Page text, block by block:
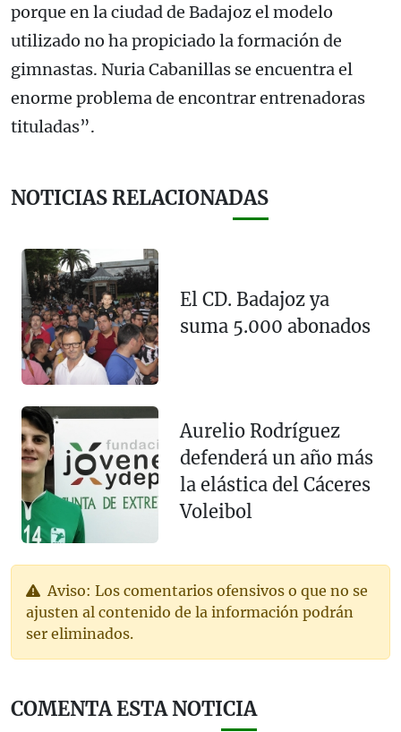
porque en la ciudad de Badajoz el modelo
utilizado no ha propiciado la formación de
gimnastas. Nuria Cabanillas se encuentra el
enorme problema de encontrar entrenadoras
tituladas”.
NOTICIAS RELACIONADAS
El CD. Badajoz ya
suma 5.000 abonados
Aurelio Rodríguez
defenderá un año más
la elástica del Cáceres
Voleibol
Aviso: Los comentarios ofensivos o que no se
ajusten al contenido de la información podrán
ser eliminados.
COMENTA ESTA NOTICIA